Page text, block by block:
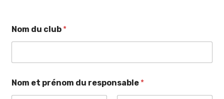
Nom du club *
Nom et prénom du responsable *